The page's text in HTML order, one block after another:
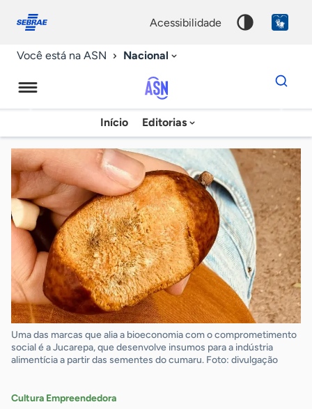
conosco
acessibilidade
Você está na ASN Nacional
Agência
Sebrae
de
Notícias
Início Editorias
Dados
para
chave
Uma das marcas que alia a bioeconomia com o comprometimento
social é a Jucarepa, que desenvolve insumos para a indústria
alimentícia a partir das sementes do cumaru. Foto: divulgação
Cultura Empreendedora